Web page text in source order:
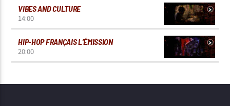
VIBES AND CULTURE
14:00
HIP-HOP FRANÇAIS L’ÉMISSION
20:00